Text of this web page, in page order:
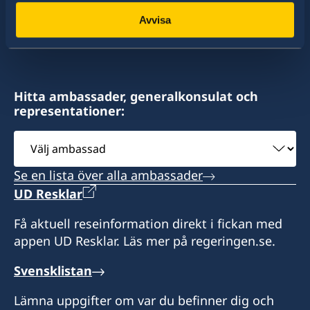
Avvisa
konsulat. Sveriges utrikesrepresentation består
av drygt 100 utlandsmyndigheter.
Hitta ambassader, generalkonsulat och
representationer:
Välj
ambassad
Se en lista över alla ambassader
UD Resklar
Få aktuell reseinformation direkt i fickan med
appen UD Resklar. Läs mer på regeringen.se.
Svensklistan
Lämna uppgifter om var du befinner dig och